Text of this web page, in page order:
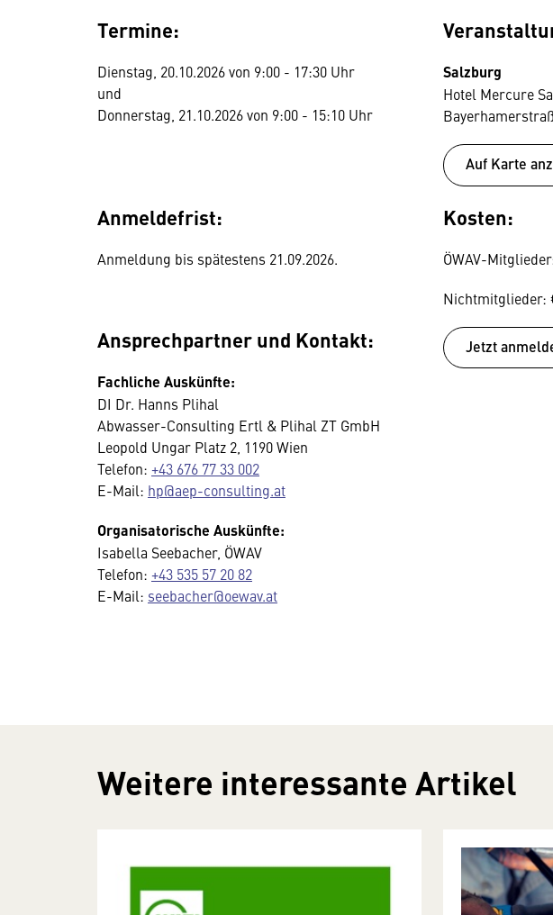
Termine:
Dienstag, 20.10.2026 von 9:00 - 17:30 Uhr
und
Donnerstag, 21.10.2026 von 9:00 - 15:10 Uhr
Salzburg
Hotel Mercure
Auf Karte
Anmeldefrist:
Anmeldung bis spätestens 21.09.2026.
Kosten:
ÖWAV-
Nichtmitglieder:
Ansprechpartner und Kontakt:
Fachliche Auskünfte:
DI Dr. Hanns Plihal
Abwasser-Consulting Ertl & Plihal ZT GmbH
Leopold Ungar Platz 2, 1190 Wien
Telefon: +43 676 77 33 002
E-Mail: hp@aep-consulting.at
Organisatorische Auskünfte:
Isabella Seebacher, ÖWAV
Telefon: +43 535 57 20 82
E-Mail: seebacher@oewav.at
Jetzt
Weitere interessante Artikel